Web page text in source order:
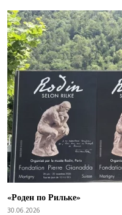
«Роден по Рильке»
30.06.2026